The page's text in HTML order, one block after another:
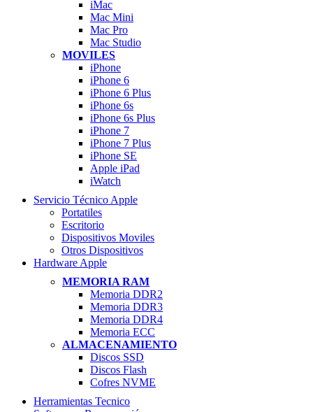
iMac
Mac Mini
Mac Pro
Mac Studio
MOVILES
iPhone
iPhone 6
iPhone 6 Plus
iPhone 6s
iPhone 6s Plus
iPhone 7
iPhone 7 Plus
iPhone SE
Apple iPad
iWatch
Servicio Técnico Apple
Portatiles
Escritorio
Dispositivos Moviles
Otros Dispositivos
Hardware Apple
MEMORIA RAM
Memoria DDR2
Memoria DDR3
Memoria DDR4
Memoria ECC
ALMACENAMIENTO
Discos SSD
Discos Flash
Cofres NVME
Herramientas Tecnico